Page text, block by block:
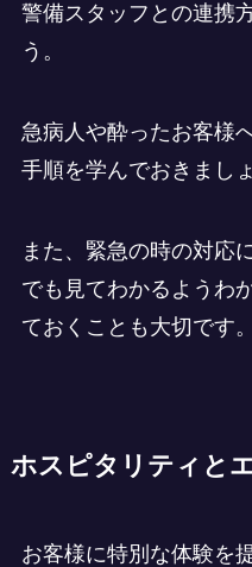
警備スタッフとの連携
う。
急病人や酔ったお客様
手順を学んでおきましょ
また、緊急の時の対応
でも見てわかるようわ
ておくことも大切です。
ホスピタリティと
お客様に特別な体験を